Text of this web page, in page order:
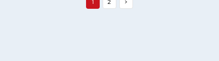
1 2 >